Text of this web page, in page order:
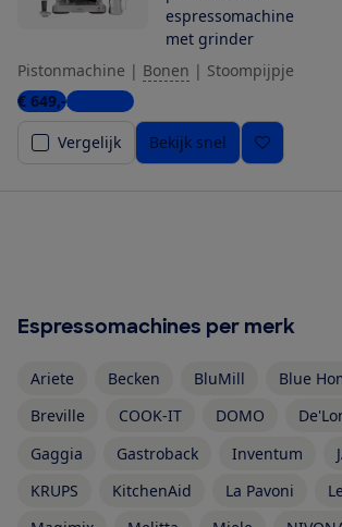
espressomachine
met grinder
Pistonmachine | Bonen | Stoompijpje
€ 649,-2 winkels
Vergelijk
Bekijk snel
Espressomachines per merk
Ariete Becken BluMill Blue
Breville
COOK-IT DOMO
Gaggia
Gastroback Inventum
KRUPS
KitchenAid La Pavoni